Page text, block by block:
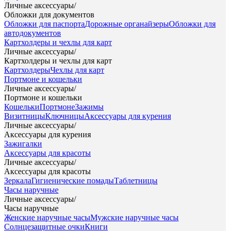
Личные аксессуары/
Обложки для документов
Обложки для паспортаДорожные органайзерыОбложки для
автодокументов
Картхолдеры и чехлы для карт
Личные аксессуары/
Картхолдеры и чехлы для карт
КартхолдерыЧехлы для карт
Портмоне и кошельки
Личные аксессуары/
Портмоне и кошельки
КошелькиПортмонеЗажимы
ВизитницыКлючницыАксессуары для курения
Личные аксессуары/
Аксессуары для курения
Зажигалки
Аксессуары для красоты
Личные аксессуары/
Аксессуары для красоты
ЗеркалаГигиенические помадыТаблетницы
Часы наручные
Личные аксессуары/
Часы наручные
Женские наручные часыМужские наручные часы
Солнцезащитные очкиКниги